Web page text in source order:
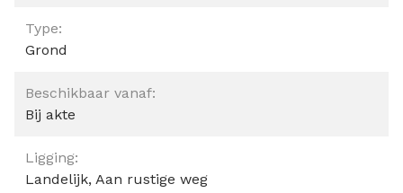
Type:
Grond
Beschikbaar vanaf:
Bij akte
Ligging:
Landelijk, Aan rustige weg